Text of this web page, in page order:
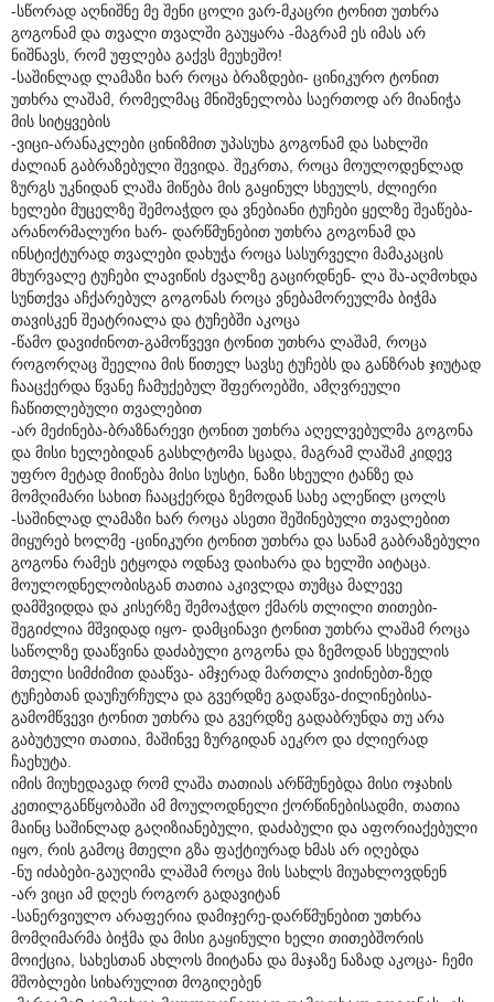
-სწორად აღნიშნე მე შენი ცოლი ვარ-მკაცრი ტონით უთხრა
გოგონამ და თვალი თვალში გაუყარა -მაგრამ ეს იმას არ
ნიშნავს, რომ უფლება გაქვს მეუხეშო!
-საშინლად ლამაზი ხარ როცა ბრაზდები- ცინიკურო ტონით
უთხრა ლაშამ, რომელმაც მნიშვნელობა საერთოდ არ მიანიჭა
მის სიტყვების
-ვიცი-არანაკლები ცინიზმით უპასუხა გოგონამ და სახლში
ძალიან გაბრაზებული შევიდა. შეკრთა, როცა მოულოდენლად
ზურგს უკნიდან ლაშა მიწება მის გაყინულ სხეულს, ძლიერი
ხელები მუცელზე შემოაჭდო და ვნებიანი ტუჩები ყელზე შეაწება-
არანორმალური ხარ- დარწმუნებით უთხრა გოგონამ და
ინსტიქტურად თვალები დახუჭა როცა სასურველი მამაკაცის
მხურვალე ტუჩები ლავიწის ძვალზე გაცირდნენ- ლა შა-აღმოხდა
სუნთქვა აჩქარებულ გოგონას როცა ვნებამორეულმა ბიჭმა
თავისკენ შეატრიალა და ტუჩებში აკოცა
-წამო დავიძინოთ-გამოწვევი ტონით უთხრა ლაშამ, როცა
როგორღაც შეელია მის წითელ სავსე ტუჩებს და განზრახ ჯიუტად
ჩააცქერდა წვანე ჩამუქებულ შფეროებში, ამღვრეული
ჩაწითლებული თვალებით
-არ მეძინება-ბრაზნარევი ტონით უთხრა აღელვებულმა გოგონა
და მისი ხელებიდან გასხლტომა სცადა, მაგრამ ლაშამ კიდევ
უფრო მეტად მიიწება მისი სუსტი, ნაზი სხეული ტანზე და
მომღიმარი სახით ჩააცქერდა ზემოდან სახე ალეწილ ცოლს
-საშინლად ლამაზი ხარ როცა ასეთი შეშინებული თვალებით
მიყურებ ხოლმე -ცინიკური ტონით უთხრა და სანამ გაბრაზებული
გოგონა რამეს ეტყოდა ოდნავ დაიხარა და ხელში აიტაცა.
მოულოდნელობისგან თათია აკივლდა თუმცა მალევე
დამშვიდდა და კისერზე შემოაჭდო ქმარს თლილი თითები-
შეგიძლია მშვიდად იყო- დამცინავი ტონით უთხრა ლაშამ როცა
საწოლზე დააწვინა დაძაბული გოგონა და ზემოდან სხეულის
მთელი სიმძიმით დააწვა- ამჯერად მართლა ვიძინებთ-ზედ
ტუჩებთან დაუჩურჩულა და გვერდზე გადაწვა-ძილინებისა-
გამომწვევი ტონით უთხრა და გვერდზე გადაბრუნდა თუ არა
გაბუტული თათია, მაშინვე ზურგიდან აეკრო და ძლიერად
ჩაეხუტა.
იმის მიუხედავად რომ ლაშა თათიას არწმუნებდა მისი ოჯახის
კეთილგანწყობაში ამ მოულოდნელი ქორწინებისადმი, თათია
მაინც საშინლად გაღიზიანებული, დაძაბული და აფორიაქებული
იყო, რის გამოც მთელი გზა ფაქტიურად ხმას არ იღებდა
-ნუ იძაბები-გაუღიმა ლაშამ როცა მის სახლს მიუახლოვდნენ
-არ ვიცი ამ დღეს როგორ გადავიტან
-სანერვიულო არაფერია დამიჯერე-დარწმუნებით უთხრა
მომღიმარმა ბიჭმა და მისი გაყინული ხელი თითებშორის
მოიქცია, სახესთან ახლოს მიიტანა და მაჯაზე ნაზად აკოცა- ჩემი
მშობლები სიხარულით მოგიღებენ